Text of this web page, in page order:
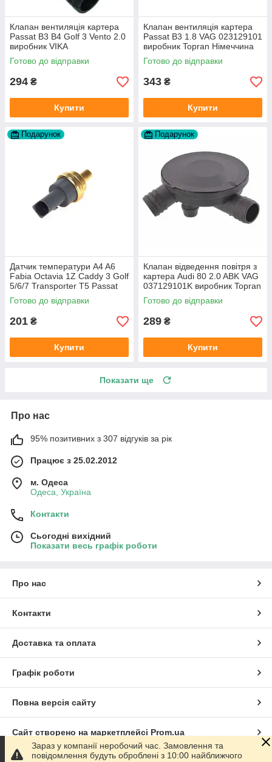
Клапан вентиляція картера
Passat B3 B4 Golf 3 Vento 2.0
виробник VIKA
Готово до відправки
294 ₴
Купити
Клапан вентиляція картера
Passat B3 1.8 VAG 023129101
виробник Topran Німеччина
Готово до відправки
343 ₴
Купити
Подарунок
Датчик температури A4 A6
Fabia Octavia 1Z Caddy 3 Golf
5/6/7 Transporter T5 Passat
B6 (колір сірий)
Готово до відправки
201 ₴
Купити
Подарунок
Клапан відведення повітря з
картера Audi 80 2.0 ABK VAG
037129101K виробник Topran
Німеччина
Готово до відправки
289 ₴
Купити
Показати ще
Про нас
95% позитивних з 307 відгуків за рік
Працює з 25.02.2012
м. Одеса
Одеса, Україна
Контакти
Сьогодні вихідний
Показати весь графік роботи
Про нас
Контакти
Доставка та оплата
Графік роботи
Повна версія сайту
Сайт створено на маркетплейсі Prom.ua
Зараз у компанії неробочий час. Замовлення та
повідомлення будуть оброблені з 10:00 найближчого